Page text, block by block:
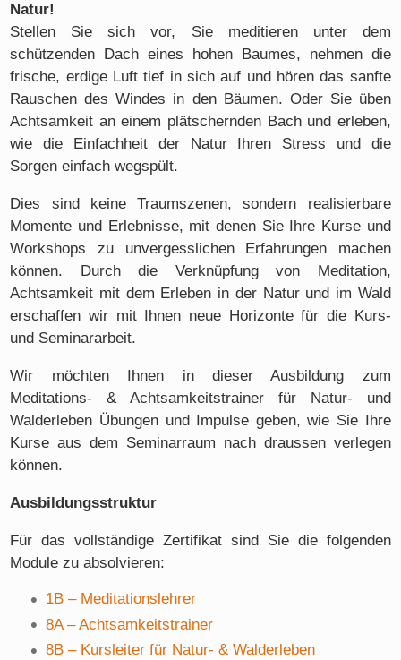
Natur!
Stellen Sie sich vor, Sie meditieren unter dem
schützenden Dach eines hohen Baumes, nehmen die
frische, erdige Luft tief in sich auf und hören das sanfte
Rauschen des Windes in den Bäumen. Oder Sie üben
Achtsamkeit an einem plätschernden Bach und erleben,
wie die Einfachheit der Natur Ihren Stress und die
Sorgen einfach wegspült.
Dies sind keine Traumszenen, sondern realisierbare
Momente und Erlebnisse, mit denen Sie Ihre Kurse und
Workshops zu unvergesslichen Erfahrungen machen
können. Durch die Verknüpfung von Meditation,
Achtsamkeit mit dem Erleben in der Natur und im Wald
erschaffen wir mit Ihnen neue Horizonte für die Kurs-
und Seminararbeit.
Wir möchten Ihnen in dieser Ausbildung zum
Meditations- & Achtsamkeitstrainer für Natur- und
Walderleben Übungen und Impulse geben, wie Sie Ihre
Kurse aus dem Seminarraum nach draussen verlegen
können.
Ausbildungsstruktur
Für das vollständige Zertifikat sind Sie die folgenden
Module zu absolvieren:
1B – Meditationslehrer
8A – Achtsamkeitstrainer
8B – Kursleiter für Natur- & Walderleben